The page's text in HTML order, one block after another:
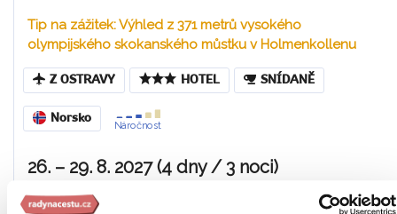
Tip na zážitek: Výhled z 371 metrů vysokého
olympijského skokanského můstku v Holmenkollenu
Z OSTRAVY HOTEL SNÍDANĚ
Norsko
Náročnost
26. – 29. 8. 2027 (4 dny / 3 noci)
23 590 Kč